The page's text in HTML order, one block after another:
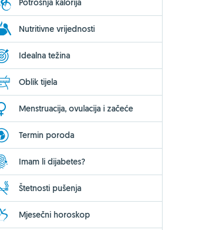
Nutritivne vrijednosti
Idealna težina
Oblik tijela
Menstruacija, ovulacija i začeće
Termin poroda
Imam li dijabetes?
Štetnosti pušenja
Mjesečni horoskop